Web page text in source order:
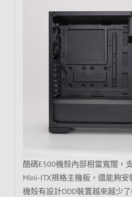
酷碼E500機殼內部相當寬闊，支
Mini-ITX規格主機板，還能夠安
機殼有設計ODD裝置越來越少了